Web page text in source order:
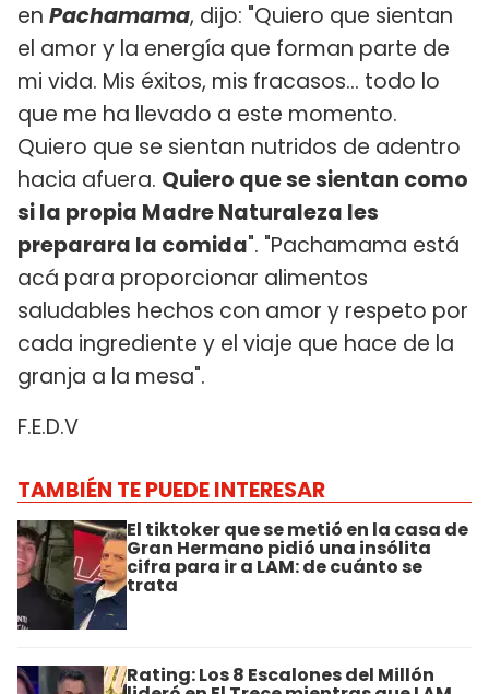
en Pachamama, dijo: "Quiero que sientan
el amor y la energía que forman parte de
mi vida. Mis éxitos, mis fracasos... todo lo
que me ha llevado a este momento.
Quiero que se sientan nutridos de adentro
hacia afuera. Quiero que se sientan como
si la propia Madre Naturaleza les
preparara la comida". "Pachamama está
acá para proporcionar alimentos
saludables hechos con amor y respeto por
cada ingrediente y el viaje que hace de la
granja a la mesa".
F.E.D.V
TAMBIÉN TE PUEDE INTERESAR
El tiktoker que se metió en la casa de
Gran Hermano pidió una insólita
cifra para ir a LAM: de cuánto se
trata
Rating: Los 8 Escalones del Millón